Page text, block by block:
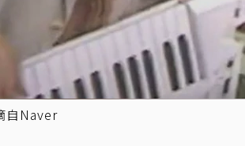
自Naver